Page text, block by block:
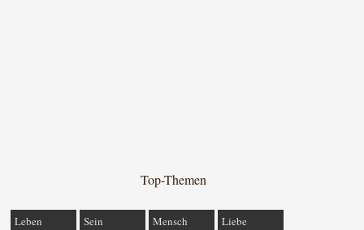
Top-Themen
Leben Sein Mensch
Liebe